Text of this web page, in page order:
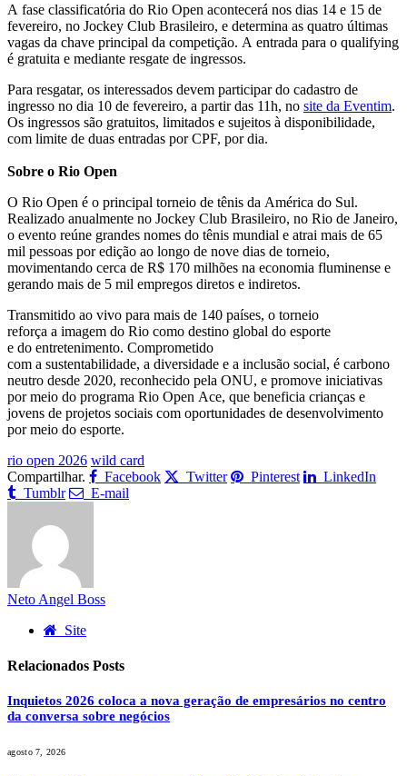
A fase classificatória do Rio Open acontecerá nos dias 14 e 15 de
fevereiro, no Jockey Club Brasileiro, e determina as quatro últimas
vagas da chave principal da competição. A entrada para o qualifying
é gratuita e mediante resgate de ingressos.
Para resgatar, os interessados devem participar do cadastro de
ingresso no dia 10 de fevereiro, a partir das 11h, no site da Eventim.
Os ingressos são gratuitos, limitados e sujeitos à disponibilidade,
com limite de duas entradas por CPF, por dia.
Sobre o Rio Open
O Rio Open é o principal torneio de tênis da América do Sul.
Realizado anualmente no Jockey Club Brasileiro, no Rio de Janeiro,
o evento reúne grandes nomes do tênis mundial e atrai mais de 65
mil pessoas por edição ao longo de nove dias de torneio,
movimentando cerca de R$ 170 milhões na economia fluminense e
gerando mais de 5 mil empregos diretos e indiretos.
Transmitido ao vivo para mais de 140 países, o torneio
reforça a imagem do Rio como destino global do esporte
e do entretenimento. Comprometido
com a sustentabilidade, a diversidade e a inclusão social, é carbono
neutro desde 2020, reconhecido pela ONU, e promove iniciativas
por meio do programa Rio Open Ace, que beneficia crianças e
jovens de projetos sociais com oportunidades de desenvolvimento
por meio do esporte.
rio open 2026 wild card
Compartilhar.
Facebook Twitter Pinterest
LinkedIn
Tumblr
E-mail
Neto Angel Boss
Site
Relacionados Posts
Inquietos 2026 coloca a nova geração de empresários no centro
da conversa sobre negócios
agosto 7, 2026